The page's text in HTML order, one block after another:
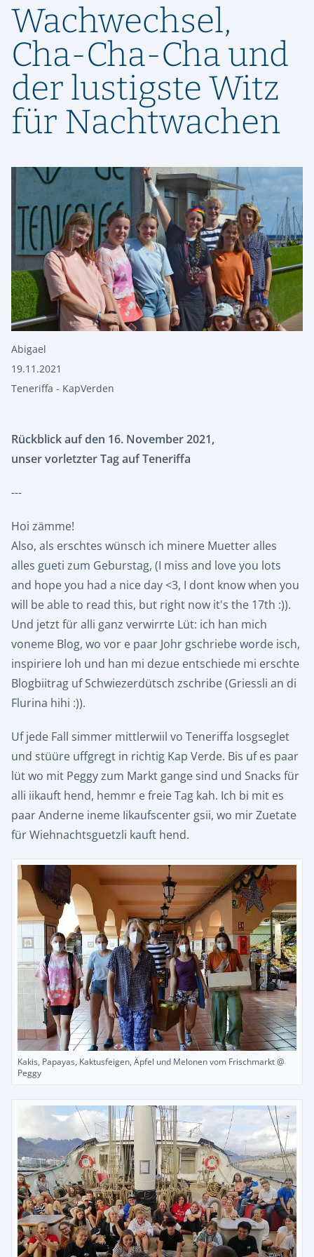
Wachwechsel,
Cha-Cha-Cha und
der lustigste Witz
für Nachtwachen
Abigael
19.11.2021
Teneriffa - KapVerden
Rückblick auf den 16. November 2021,
unser vorletzter Tag auf Teneriffa
---
Hoi zämme!
Also, als erschtes wünsch ich minere Muetter alles
alles gueti zum Geburstag, (I miss and love you lots
and hope you had a nice day <3, I dont know when you
will be able to read this, but right now it's the 17th :)).
Und jetzt für alli ganz verwirrte Lüt: ich han mich
voneme Blog, wo vor e paar Johr gschriebe worde isch,
inspiriere loh und han mi dezue entschiede mi erschte
Blogbiitrag uf Schwiezerdütsch zschribe (Griessli an di
Flurina hihi :)).
Uf jede Fall simmer mittlerwiil vo Teneriffa losgseglet
und stüüre uffgregt in richtig Kap Verde. Bis uf es paar
lüt wo mit Peggy zum Markt gange sind und Snacks für
alli iikauft hend, hemmr e freie Tag kah. Ich bi mit es
paar Anderne ineme Iikaufscenter gsii, wo mir Zuetate
für Wiehnachtsguetzli kauft hend.
Kakis, Papayas, Kaktusfeigen, Äpfel und Melonen vom Frischmarkt @
Peggy